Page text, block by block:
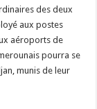
des deux
aux postes
aéroports de
pourra se
munis de leur